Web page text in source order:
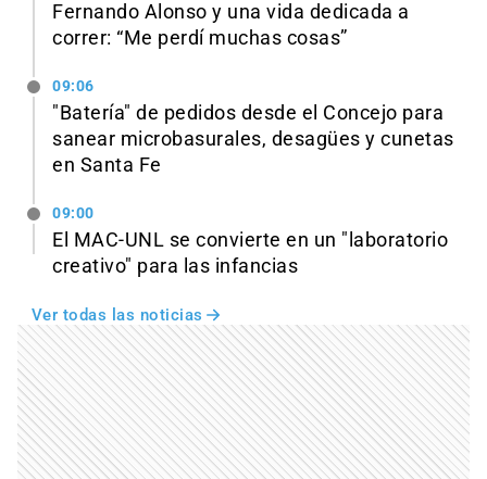
Fernando Alonso y una vida dedicada a
correr: “Me perdí muchas cosas”
09:06
"Batería" de pedidos desde el Concejo para
sanear microbasurales, desagües y cunetas
en Santa Fe
09:00
El MAC-UNL se convierte en un "laboratorio
creativo" para las infancias
Ver todas las noticias